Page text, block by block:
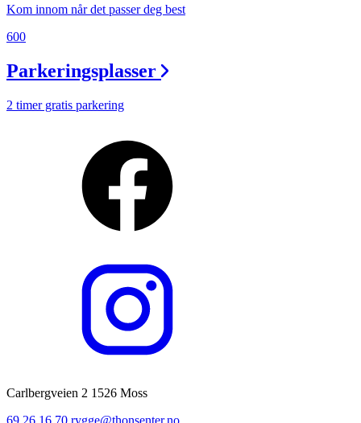
Kom innom når det passer deg best
600
Parkeringsplasser
2 timer gratis parkering
Carlbergveien 2 1526 Moss